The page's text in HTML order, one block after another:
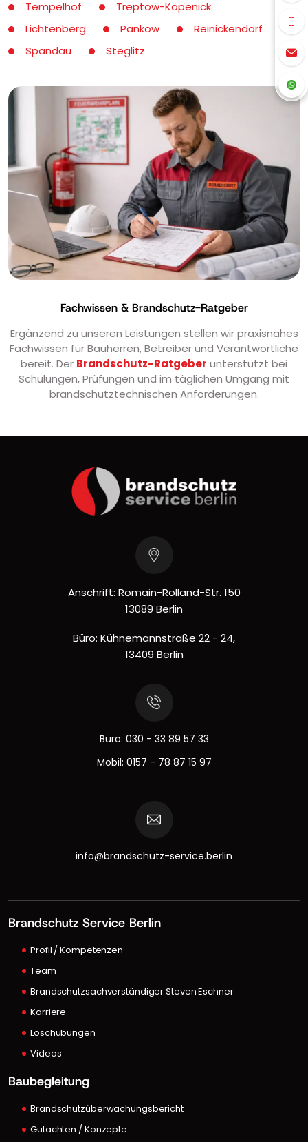
Tempelhof
Treptow-Köpenick
Lichtenberg
Pankow
Reinickendorf
Spandau
Steglitz
Fachwissen & Brandschutz-Ratgeber
Ergänzend zu unseren Leistungen stellen wir praxisnahes
Fachwissen für Bauherren, Betreiber und Verantwortliche
bereit. Der Brandschutz-Ratgeber unterstützt bei
Schulungen, Prüfungen und im täglichen Umgang mit
brandschutztechnischen Anforderungen.
Anschrift: Romain-Rolland-Str. 150
13089 Berlin
Büro: Kühnemannstraße 22 - 24,
13409 Berlin
Büro: 030 - 33 89 57 33
Mobil: 0157 - 78 87 15 97
info@brandschutz-service.berlin
Brandschutz Service Berlin
Profil / Kompetenzen
Team
Brandschutzsachverständiger Steven Eschner
Karriere
Löschübungen
Videos
Baubegleitung
Brandschutzüberwachungsbericht
Gutachten / Konzepte